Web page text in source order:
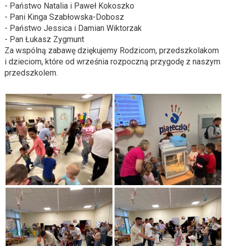
- Państwo Natalia i Paweł Kokoszko
- Pani Kinga Szabłowska-Dobosz
- Państwo Jessica i Damian Wiktorzak
- Pan Łukasz Zygmunt
Za wspólną zabawę dziękujemy Rodzicom, przedszkolakom
i dzieciom, które od września rozpoczną przygodę z naszym
przedszkolem.